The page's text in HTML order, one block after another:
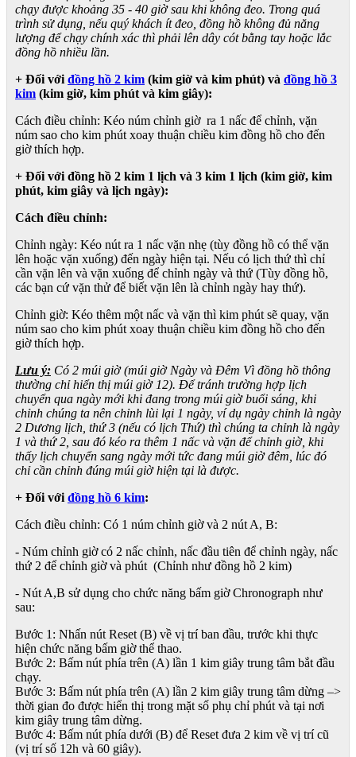
chạy được khoảng 35 - 40 giờ sau khi không đeo. Trong quá
trình sử dụng, nếu quý khách ít đeo, đồng hồ không đủ năng
lượng để chạy chính xác thì phải lên dây cót bằng tay hoặc lắc
đồng hồ nhiều lần.
+ Đối với đồng hồ 2 kim (kim giờ và kim phút) và đồng hồ 3
kim (kim giờ, kim phút và kim giây):
Cách điều chỉnh: Kéo núm chỉnh giờ ra 1 nấc để chỉnh, vặn
núm sao cho kim phút xoay thuận chiều kim đồng hồ cho đến
giờ thích hợp.
+ Đối với đồng hồ 2 kim 1 lịch và 3 kim 1 lịch (kim giờ, kim
phút, kim giây và lịch ngày):
Cách điều chỉnh:
Chỉnh ngày: Kéo nút ra 1 nấc vặn nhẹ (tùy đồng hồ có thể vặn
lên hoặc vặn xuống) đến ngày hiện tại. Nếu có lịch thứ thì chỉ
cần vặn lên và vặn xuống để chỉnh ngày và thứ (Tùy đồng hồ,
các bạn cứ vặn thử để biết vặn lên là chỉnh ngày hay thứ).
Chỉnh giờ: Kéo thêm một nấc và vặn thì kim phút sẽ quay, vặn
núm sao cho kim phút xoay thuận chiều kim đồng hồ cho đến
giờ thích hợp.
Lưu ý: Có 2 múi giờ (múi giờ Ngày và Đêm Vì đồng hồ thông
thường chỉ hiển thị múi giờ 12). Để tránh trường hợp lịch
chuyển qua ngày mới khi đang trong múi giờ buổi sáng, khi
chỉnh chúng ta nên chỉnh lùi lại 1 ngày, ví dụ ngày chỉnh là ngày
2 Dương lịch, thứ 3 (nếu có lịch Thứ) thì chúng ta chỉnh là ngày
1 và thứ 2, sau đó kéo ra thêm 1 nấc và vặn để chỉnh giờ, khi
thấy lịch chuyển sang ngày mới tức đang múi giờ đêm, lúc đó
chỉ cần chỉnh đúng múi giờ hiện tại là được.
+ Đối với đồng hồ 6 kim:
Cách điều chỉnh: Có 1 núm chỉnh giờ và 2 nút A, B:
- Núm chỉnh giờ có 2 nấc chỉnh, nấc đầu tiên để chỉnh ngày, nấc
thứ 2 để chỉnh giờ và phút (Chỉnh như đồng hồ 2 kim)
- Nút A,B sử dụng cho chức năng bấm giờ Chronograph như
sau:
Bước 1: Nhấn nút Reset (B) về vị trí ban đầu, trước khi thực
hiện chức năng bấm giờ thể thao.
Bước 2: Bấm nút phía trên (A) lần 1 kim giây trung tâm bắt đầu
chạy.
Bước 3: Bấm nút phía trên (A) lần 2 kim giây trung tâm dừng –>
thời gian đo được hiển thị trong mặt số phụ chỉ phút và tại nơi
kim giây trung tâm dừng.
Bước 4: Bấm nút phía dưới (B) để Reset đưa 2 kim về vị trí cũ
(vị trí số 12h và 60 giây).